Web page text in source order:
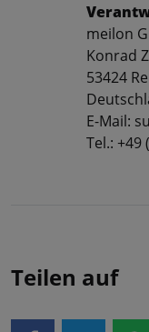
meilon
Konrad
53424
E-Mail:
Tel.: +49
Teilen auf